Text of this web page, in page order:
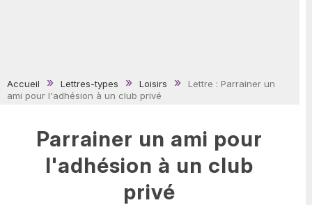
Accueil Lettres-types Loisirs
Lettre : Parrainer un
ami pour l'adhésion à un club privé
Parrainer un ami pour
l'adhésion à un club
privé